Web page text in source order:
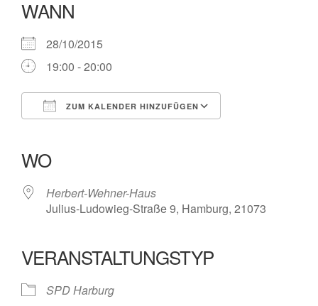
WANN
28/10/2015
19:00 - 20:00
ZUM KALENDER HINZUFÜGEN
WO
Herbert-Wehner-Haus
Julius-Ludowieg-Straße 9, Hamburg, 21073
VERANSTALTUNGSTYP
SPD Harburg